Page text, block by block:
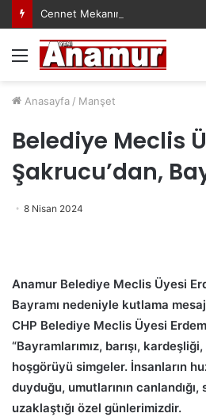
Cennet Mekanın Olsun Duygu
Menü
Anasayfa / Manşet
Belediye Meclis
Şakrucu’dan,
8 Nisan 2024
Anamur Belediye Meclis Üyesi
Bayramı nedeniyle kutlama
CHP Belediye Meclis Üyesi
“Bayramlarımız, barışı,
hoşgörüyü simgeler. İnsanların
duyduğu, umutlarının canlandığı,
uzaklaştığı özel günlerimizdir.